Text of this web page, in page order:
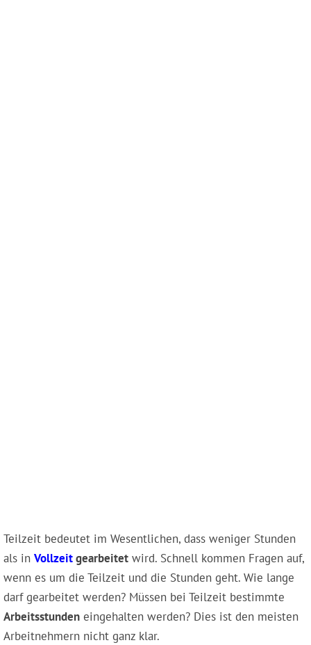
Teilzeit bedeutet im Wesentlichen, dass weniger Stunden
als in Vollzeitgearbeitet wird. Schnell kommen Fragen auf,
wenn es um die Teilzeit und die Stunden geht. Wie lange
darf gearbeitet werden? Müssen bei Teilzeit bestimmte
Arbeitsstunden eingehalten werden? Dies ist den meisten
Arbeitnehmern nicht ganz klar.